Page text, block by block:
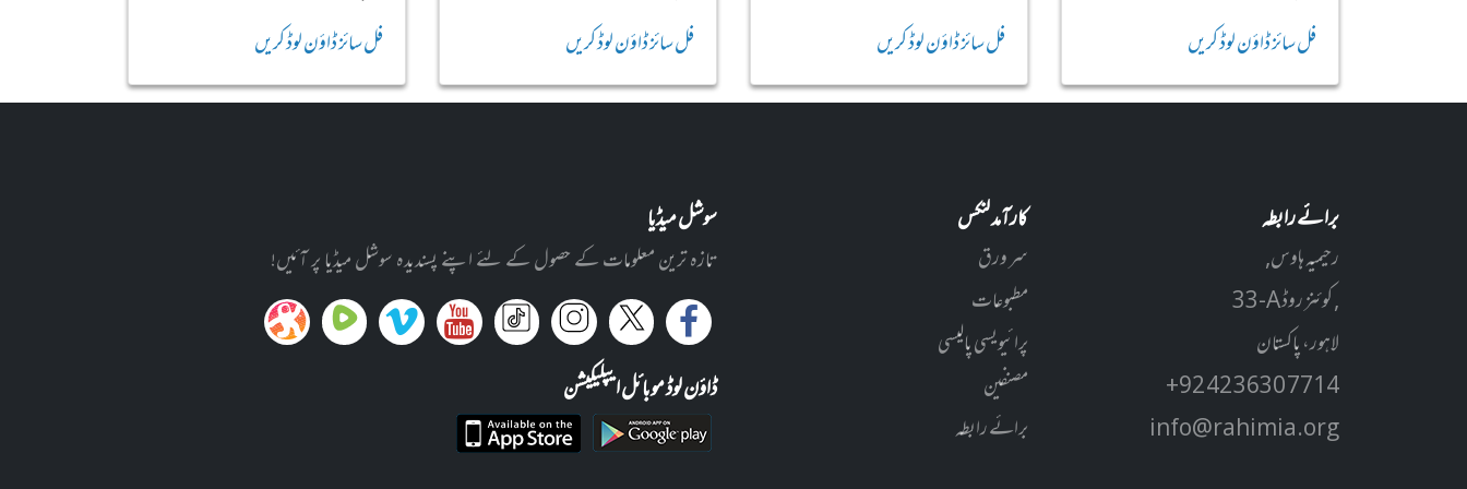
فل سائز ڈاؤن لوڈ کریں
فل سائز ڈاؤن لوڈ کریں
فل سائز ڈاؤن لوڈ کریں
فل سائز ڈاؤن لوڈ کریں
برائے رابطہ
رحیمیہ ہاوس,
33-A کوئنز روڈ ,
لاہور، پاکستان
+92 42 3630 7714
info@rahimia.org
کارآمد لنکس
سر ورق
مطبوعات
پرائیویسی پالیسی
مصنفین
برائے رابطہ
سوشل میڈیا
تازہ ترین معلومات کے حصول کے لئے اپنے پسندیدہ سوشل میڈیا پر آئیں!
ڈاؤن لوڈ موبائل ایپلیکیشن